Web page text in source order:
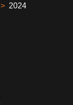
> 2024